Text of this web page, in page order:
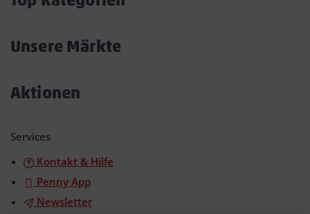
Unsere Märkte
Aktionen
Services
Kontakt & Hilfe
Penny App
Newsletter